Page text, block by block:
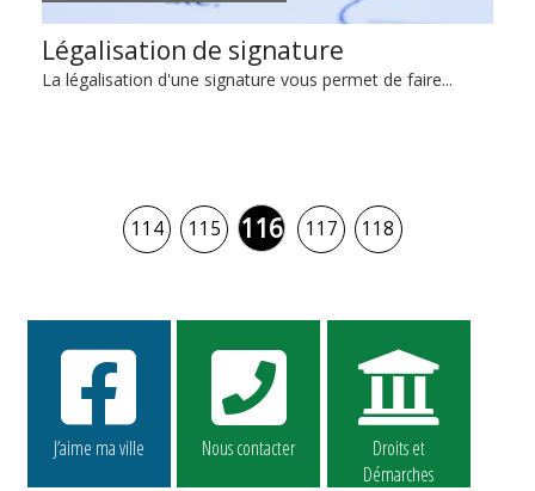
Légalisation de signature
La légalisation d'une signature vous permet de faire...
114 115 116 117 118
J’aime ma ville Nous contacter
Droits et
Démarches